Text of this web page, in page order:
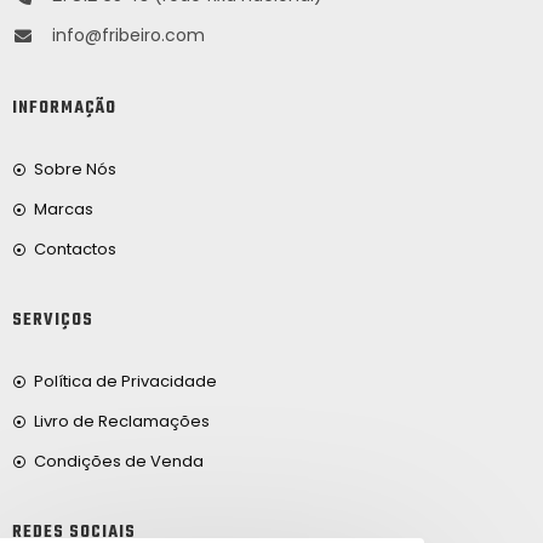
info@fribeiro.com
INFORMAÇÃO
Sobre Nós
Marcas
Contactos
SERVIÇOS
Política de Privacidade
Livro de Reclamações
Condições de Venda
REDES SOCIAIS